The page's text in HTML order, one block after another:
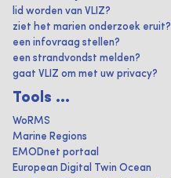
lid worden van VLIZ?
ziet het marien onderzoek eruit?
een infovraag stellen?
een strandvondst melden?
gaat VLIZ om met uw privacy?
Tools ...
WoRMS
Marine Regions
EMODnet portaal
European Digital Twin Ocean